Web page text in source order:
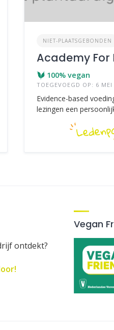
NIET-PLAATSGEBONDEN
Academy For
100% vegan
TOEGEVOEGD OP: 6 MEI
Evidence-based
lezingen een
ontdekt?
Vegan